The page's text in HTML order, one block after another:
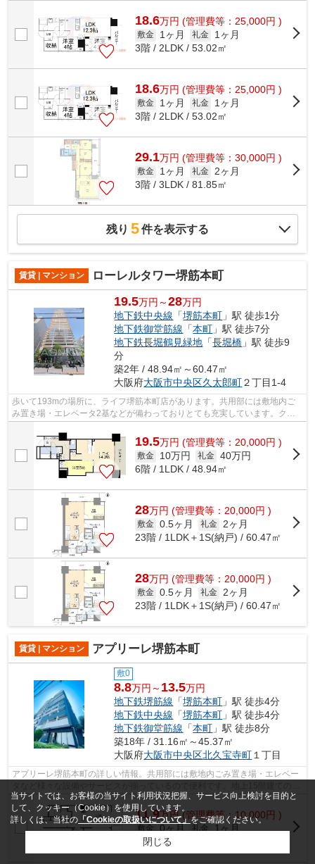
18.6万円 (管理費等：25,000円 )
敷金 1ヶ月 礼金
1ヶ月
3階 / 2LDK / 53.02㎡
18.6万円 (管理費等：25,000円 )
敷金 1ヶ月 礼金
1ヶ月
3階 / 2LDK / 53.02㎡
29.1万円 (管理費等：30,000円 )
敷金 1ヶ月 礼金 2ヶ月
3階 / 3LDK / 81.85㎡
残り 5件を表示する
賃貸 | マンション ローレルタワー堺筋本町
19.5万円～28万円
地下鉄中央線 「堺筋本町 」駅 徒歩1分
地下鉄御堂筋線 「本町 」駅 徒歩7分
地下鉄長堀鶴見緑地 「長堀橋 」駅 徒歩9
分
築2年 / 48.94㎡～60.47㎡
大阪府大阪市中央区久太郎町２丁目1-4
歩いて193mの場所に、ライフ堺筋本町店があります。共用部には敷地内ご
み置き場・エレベータ2基などが備わっておりとても充実しています。クレ
ジットカードで初期費用がお支払いいただ...
19.5万円 (管理費等：20,000円 )
敷金 10万円 礼金 40万円
6階 / 1LDK / 48.94㎡
28万円 (管理費等：20,000円 )
敷金 0.5ヶ月 礼金 2ヶ月
23階 / 1LDK＋1S(納戸) / 60.47㎡
28万円 (管理費等：20,000円 )
敷金 0.5ヶ月 礼金 2ヶ月
23階 / 1LDK＋1S(納戸) / 60.47㎡
賃貸 | マンション アプリーレ堺筋本町
敷0
8.8万円～ 13.5万円
地下鉄堺筋線 「堺筋本町 」駅 徒歩4分
地下鉄中央線 「堺筋本町 」駅 徒歩4分
地下鉄御堂筋線 「本町 」駅 徒歩8分
築18年 / 31.16㎡～45.37㎡
大阪府大阪市中央区北久宝寺町 １丁目
アプリーレ堺筋本町の詳しい情報。共用部には敷地内ごみ置き場・エレベー
ンションです。初期費用をカードでお...
11.9万円(管理費等：10,000円 )
敷金 0ヶ月 礼金
1ヶ月
2階 / 1LDK / 45.37㎡
当サイトでは、お客様の当サイト利用状況把握、サービス向上検討を目的と
して、クッキー（Cookie）を使用しています。
詳しくは、当社の 「Cookieの取扱いについて」をご確認ください。
閉じる